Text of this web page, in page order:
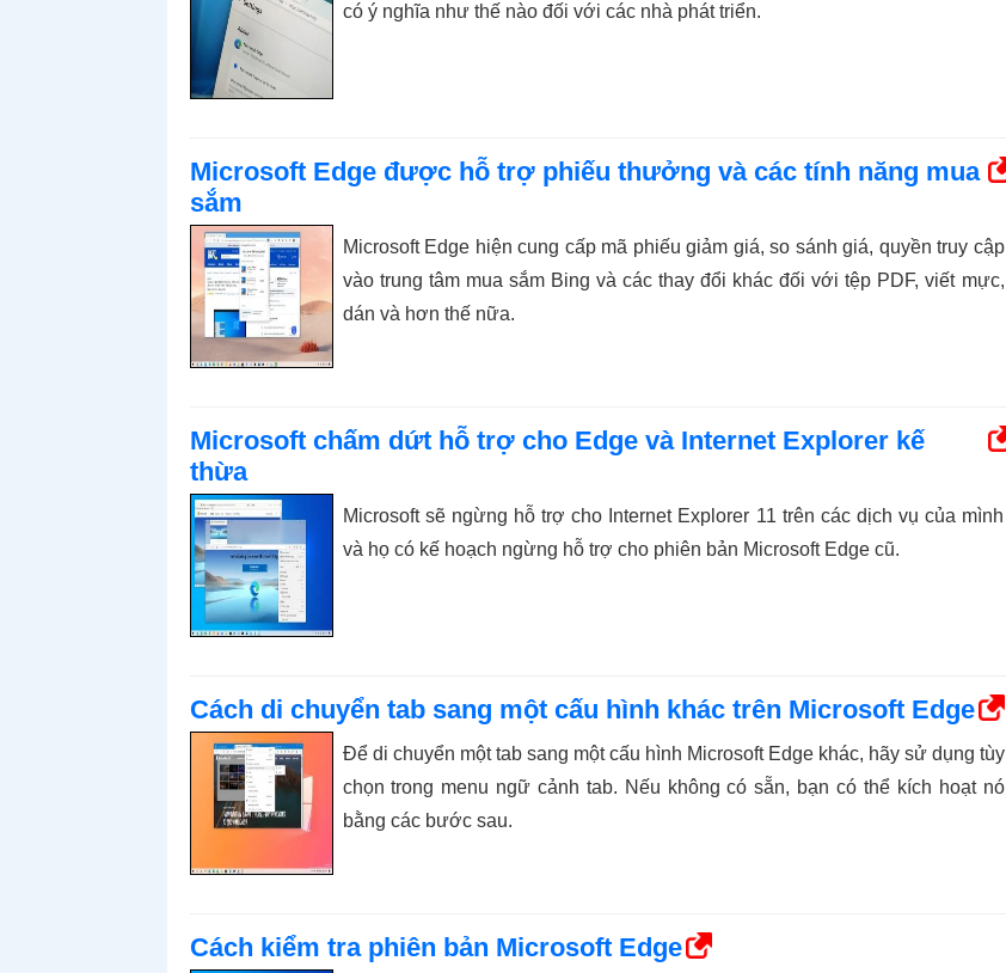
có ý nghĩa như thế nào đối với các nhà phát triển.
Microsoft Edge được hỗ trợ phiếu thưởng và các tính năng mua
sắm
Microsoft Edge hiện cung cấp mã phiếu giảm giá, so sánh giá, quyền truy cập
vào trung tâm mua sắm Bing và các thay đổi khác đối với tệp PDF, viết mực,
dán và hơn thế nữa.
Microsoft chấm dứt hỗ trợ cho Edge và Internet Explorer kế
thừa
Microsoft sẽ ngừng hỗ trợ cho Internet Explorer 11 trên các dịch vụ của mình
và họ có kế hoạch ngừng hỗ trợ cho phiên bản Microsoft Edge cũ.
Cách di chuyển tab sang một cấu hình khác trên Microsoft Edge
Để di chuyển một tab sang một cấu hình Microsoft Edge khác, hãy sử dụng tùy
chọn trong menu ngữ cảnh tab. Nếu không có sẵn, bạn có thể kích hoạt nó
bằng các bước sau.
Cách kiểm tra phiên bản Microsoft Edge